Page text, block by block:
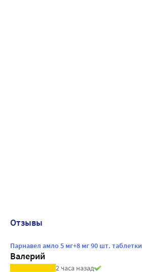
Отзывы
Парнавел амло 5 мг+8 мг 90 шт. таблетки
Валерий
2 часа назад